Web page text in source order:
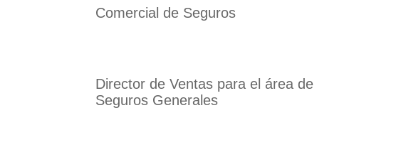
Comercial de Seguros
Director de Ventas para el área de
Seguros Generales